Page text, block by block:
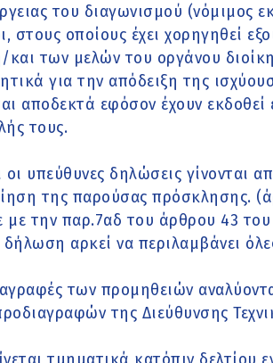
του διαγωνισμού
στους οποίους έχει χορηγηθεί
και των μελών του οργάνου
για την απόδειξη της
αποδεκτά εφόσον έχουν εκδοθεί
τους.
οι υπεύθυνες δηλώσεις γίνονται
της παρούσας πρόσκλησης.
την παρ.7αδ του άρθρου 43 του
αρκεί να περιλαμβάνει
των προμηθειών
της Διεύθυνσης